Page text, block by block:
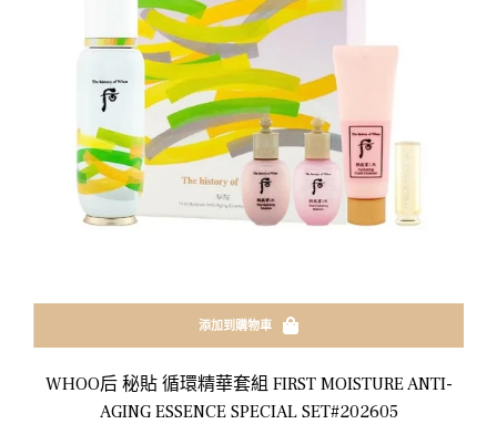
添加到購物車
WHOO后 秘貼 循環精華套組 FIRST MOISTURE ANTI-
AGING ESSENCE SPECIAL SET#202605